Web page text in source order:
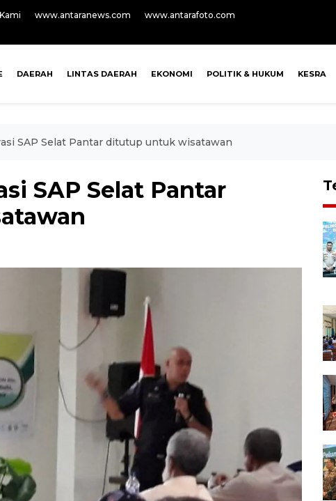
www.antaranews.com
www.antarafoto.com
DAERAH LINTAS DAERAH EKONOMI POLITIK & HUKUM KESRA
SAP Selat Pantar ditutup untuk wisatawan
SAP Selat Pantar